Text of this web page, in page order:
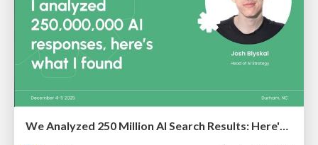
We Analyzed 250 Million AI Search Results: Here's What I Found